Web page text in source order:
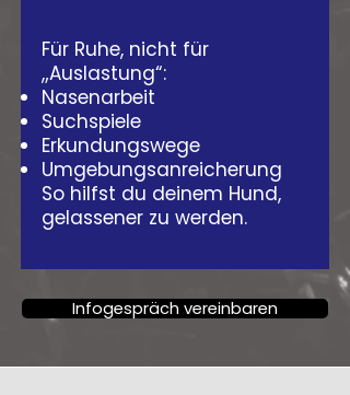
Für Ruhe, nicht für
„Auslastung“:
Nasenarbeit
Suchspiele
Erkundungswege
Umgebungsanreicherung
So hilfst du deinem Hund,
gelassener zu werden.
Infogespräch vereinbaren